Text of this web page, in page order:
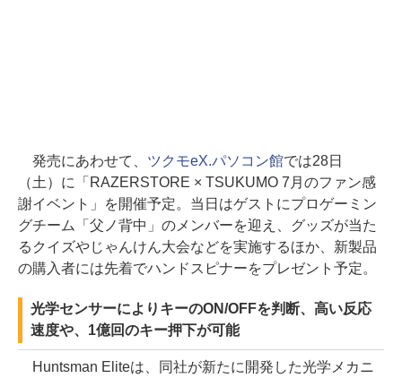
発売にあわせて、 ツクモeX.パソコン館では28日
（土）に「RAZERSTORE × TSUKUMO 7月のファン感
謝イベント」を開催予定。当日はゲストにプロゲーミン
グチーム「父ノ背中」のメンバーを迎え、グッズが当た
るクイズやじゃんけん大会などを実施するほか、新製品
の購入者には先着でハンドスピナーをプレゼント予定。
光学センサーによりキーのON/OFFを判断、高い反応
速度や、1億回のキー押下が可能
Huntsman Eliteは、同社が新たに開発した光学メカニ